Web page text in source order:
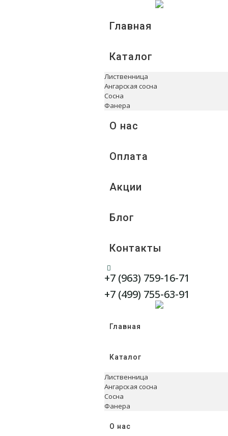
Главная
Каталог
Лиственница
Ангарская сосна
Сосна
Фанера
О нас
Оплата
Акции
Блог
Контакты
Telegram
WhatsApp
+7 (963) 759-16-71
+7 (499) 755-63-91
Главная
Каталог
Лиственница
Ангарская сосна
Сосна
Фанера
О нас